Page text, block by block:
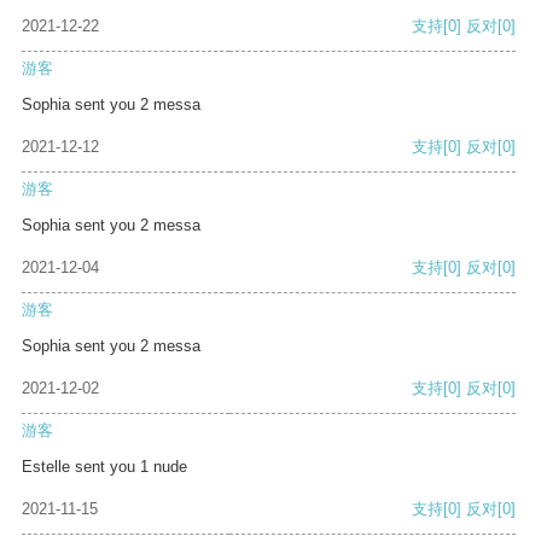
2021-12-22 支持[0] 反对[0]
游客
Sophia sent you 2 messa
2021-12-12 支持[0] 反对[0]
游客
Sophia sent you 2 messa
2021-12-04 支持[0] 反对[0]
游客
Sophia sent you 2 messa
2021-12-02 支持[0] 反对[0]
游客
Estelle sent you 1 nude
2021-11-15 支持[0] 反对[0]